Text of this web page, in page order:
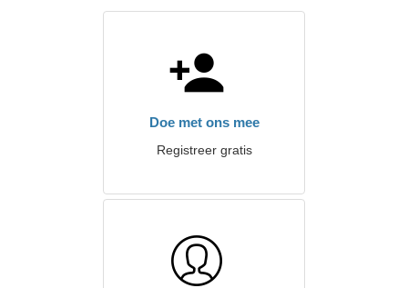
Doe met ons mee
Registreer gratis